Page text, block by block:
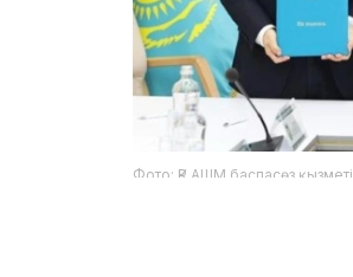
Фото: ҚР АШМ баспасөз қызметі